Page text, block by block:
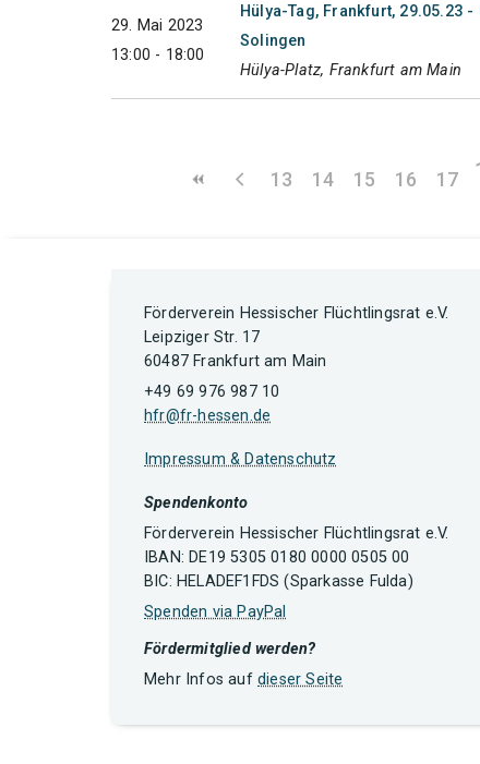
29. Mai 2023
13:00 - 18:00
Hülya-Tag, Frankfurt, 29.05.23
Solingen
Hülya-Platz, Frankfurt am Main
13 14 15 16 17
Förderverein Hessischer Flüchtlingsrat e.V.
Leipziger Str. 17
60487 Frankfurt am Main
+49 69 976 987 10
hfr@fr-hessen.de
Impressum & Datenschutz
Spendenkonto
Förderverein Hessischer Flüchtlingsrat e.V.
IBAN: DE19 5305 0180 0000 0505 00
BIC: HELADEF1FDS (Sparkasse Fulda)
Spenden via PayPal
Fördermitglied werden?
Mehr Infos auf dieser Seite